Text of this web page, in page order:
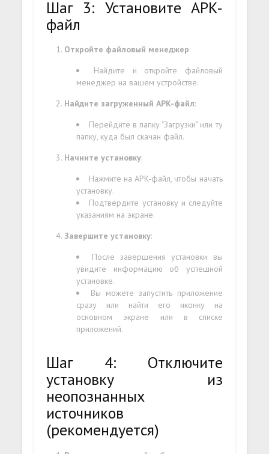
Шаг 3: Установите APK-
файл
Откройте файловый менеджер:
Найдите и откройте файловый
менеджер на вашем устройстве.
Найдите загруженный APK-файл:
Перейдите в папку "Загрузки" или ту
папку, куда был скачан файл.
Начните установку:
Нажмите на APK-файл, чтобы начать
установку.
Подтвердите установку и следуйте
указаниям на экране.
Завершите установку:
После завершения установки вы
увидите информацию об успешной
установке.
Вы можете запустить приложение
сразу или найти его иконку на
основном экране или в списке
приложений.
Шаг 4: Отключите
установку из
неопознанных
источников
(рекомендуется)